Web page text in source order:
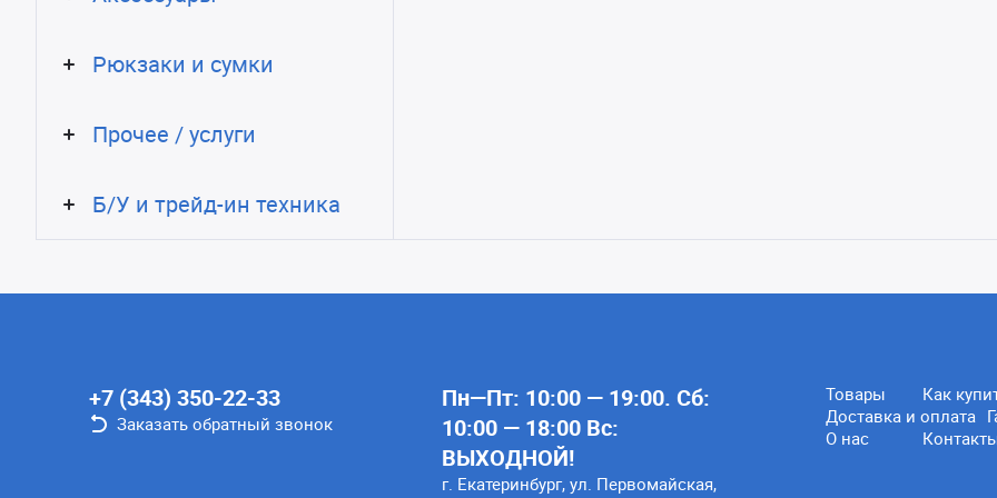
Рюкзаки и сумки
Прочее / услуги
Б/У и трейд-ин техника
+7 (343) 350-22-33
Заказать обратный звонок
Пн—Пт: 10:00 — 19:00. Сб:
10:00 — 18:00 Вс:
ВЫХОДНОЙ!
г. Екатеринбург, ул. Первомайская,
Товары
Как
Доставка и оплата
О нас